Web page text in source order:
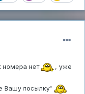
номера нет
, уже
Вашу посылку"